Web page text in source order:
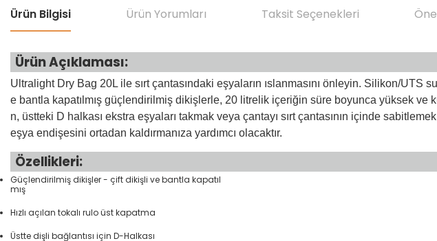
Ürün Bilgisi Ürün Yorumları Taksit Seçenekleri
Ürün Açıklaması:
Ultralight Dry Bag 20L ile sırt çantasındaki eşyaların ıslanmasını önleyin. Silikon/
e bantla kapatılmış güçlendirilmiş dikişlerle, 20 litrelik içeriğin süre boyunca yüksek ve
n, üstteki D halkası ekstra eşyaları takmak veya çantayı sırt çantasının içinde
eşya endişesini ortadan kaldırmanıza yardımcı olacaktır.
Özellikleri:
Güçlendirilmiş dikişler - çift dikişli ve bantla kapatıl
mış
Hızlı açılan tokalı rulo üst kapatma
Üstte dişli bağlantısı için D-Halkası